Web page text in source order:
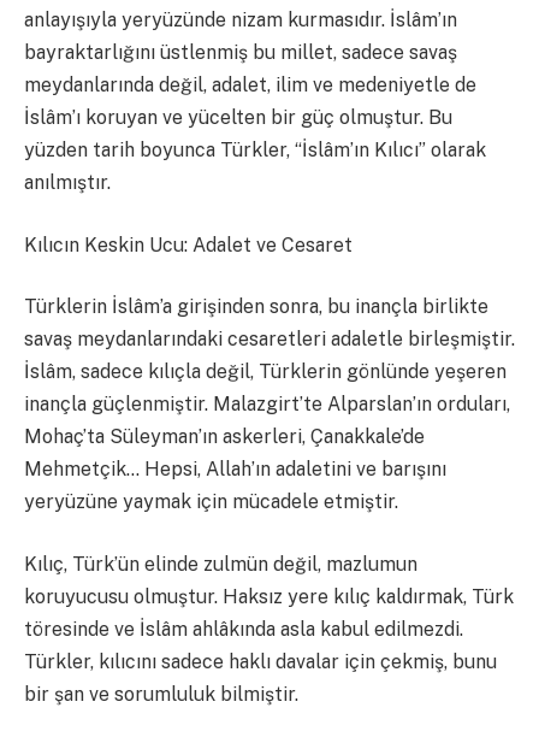
anlayışıyla yeryüzünde nizam kurmasıdır. İslâm’ın
bayraktarlığını üstlenmiş bu millet, sadece savaş
meydanlarında değil, adalet, ilim ve medeniyetle de
İslâm’ı koruyan ve yücelten bir güç olmuştur. Bu
yüzden tarih boyunca Türkler, “İslâm’ın Kılıcı” olarak
anılmıştır.
Kılıcın Keskin Ucu: Adalet ve Cesaret
Türklerin İslâm’a girişinden sonra, bu inançla birlikte
savaş meydanlarındaki cesaretleri adaletle birleşmiştir.
İslâm, sadece kılıçla değil, Türklerin gönlünde yeşeren
inançla güçlenmiştir. Malazgirt’te Alparslan’ın orduları,
Mohaç’ta Süleyman’ın askerleri, Çanakkale’de
Mehmetçik… Hepsi, Allah’ın adaletini ve barışını
yeryüzüne yaymak için mücadele etmiştir.
Kılıç, Türk’ün elinde zulmün değil, mazlumun
koruyucusu olmuştur. Haksız yere kılıç kaldırmak, Türk
töresinde ve İslâm ahlâkında asla kabul edilmezdi.
Türkler, kılıcını sadece haklı davalar için çekmiş, bunu
bir şan ve sorumluluk bilmiştir.